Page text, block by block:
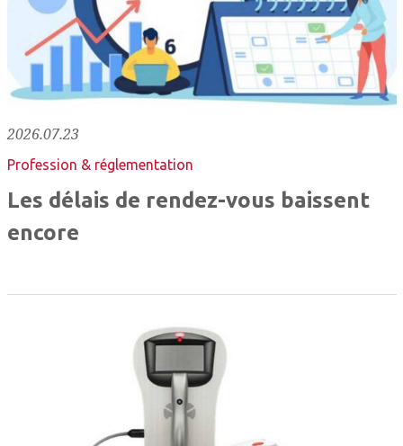
2026.07.23
Profession & réglementation
Les délais de rendez-vous baissent
encore